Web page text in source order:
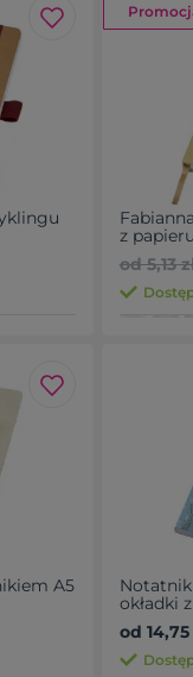
z
od 5,13
A5
okładki
od 14,75